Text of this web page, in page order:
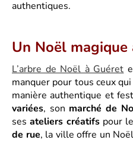
authentiques.
Un Noël magique
L’arbre de Noël à Guéret
manquer pour tous ceux
manière authentique et
variées, son marché de
sesateliers créatifspour
de rue, la ville offre un